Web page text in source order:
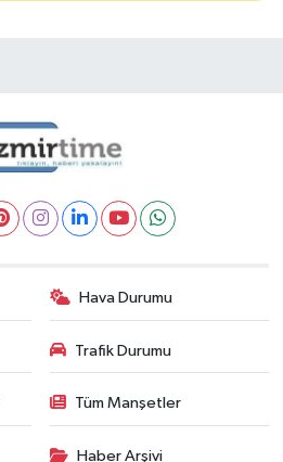
Hava Durumu
Trafik Durumu
Tüm Manşetler
Haber Arşivi